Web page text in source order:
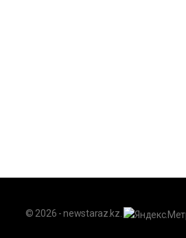
© 2026 - newstaraz.kz.